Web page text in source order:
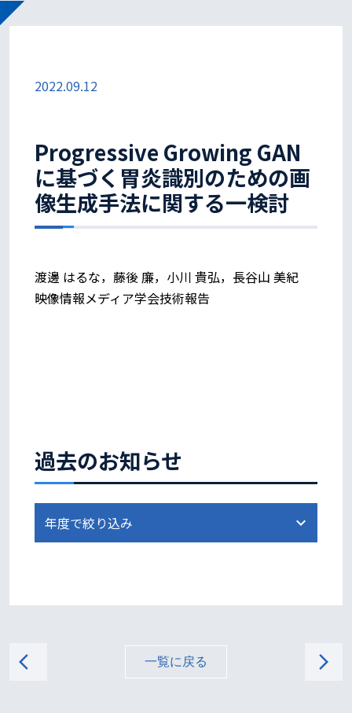
過去のお知らせ
2022.09.12
Progressive Growing GAN
に基づく胃炎識別のための画
像生成手法に関する一検討
渡邊 はるな，藤後 廉，小川 貴弘，長谷山 美紀
映像情報メディア学会技術報告
arrow_back_ios 一覧に戻る arrow_forward_ios